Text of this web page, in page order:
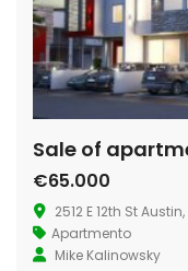
Sale of
€65.000
2512 E 12th St
Apartmento
Mike Kalinowsky